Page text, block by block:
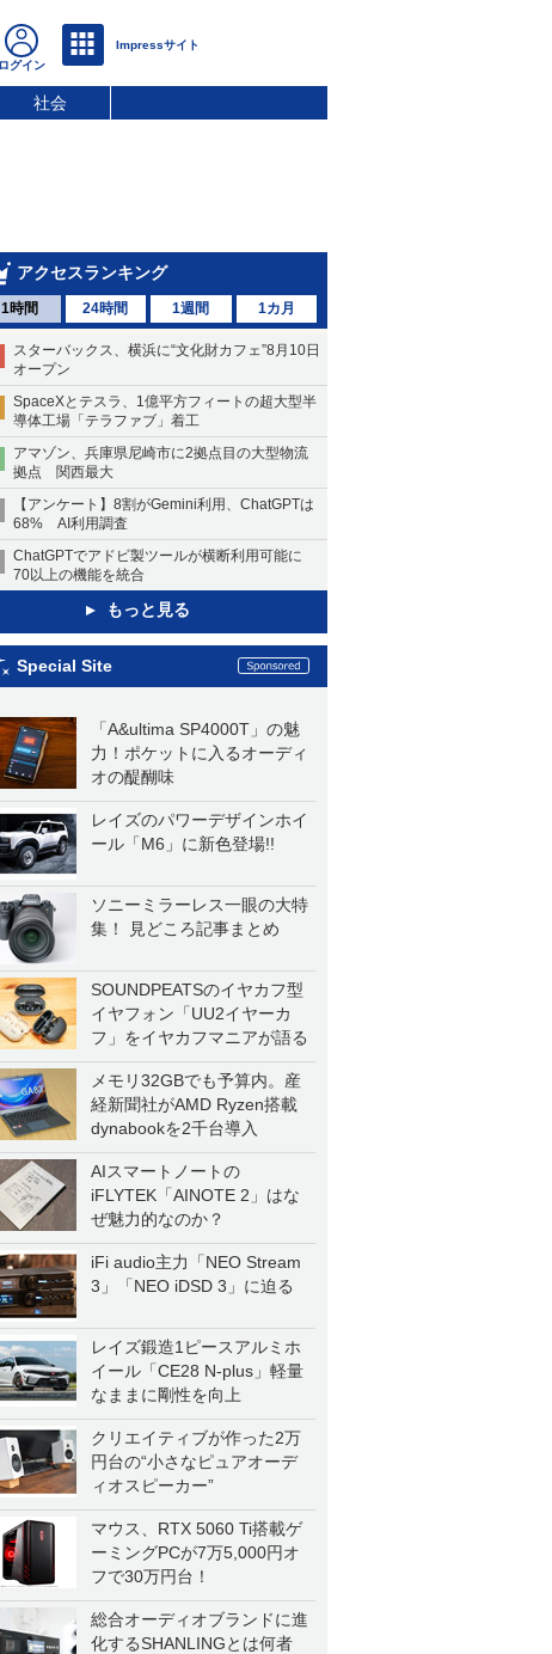
社会
アクセスランキング
1時間 24時間 1週間 1カ月
スターバックス、横浜に“文化財カフェ”8月10日
オープン
SpaceXとテスラ、1億平方フィートの超大型半
導体工場「テラファブ」着工
アマゾン、兵庫県尼崎市に2拠点目の大型物流
拠点 関西最大
【アンケート】8割がGemini利用、ChatGPTは
68% AI利用調査
ChatGPTでアドビ製ツールが横断利用可能に
70以上の機能を統合
もっと見る
Special Site
「A&ultima SP4000T」の魅
力！ポケットに入るオーディ
オの醍醐味
レイズのパワーデザインホイ
ール「M6」に新色登場!!
ソニーミラーレス一眼の大特
集！ 見どころ記事まとめ
SOUNDPEATSのイヤカフ型
イヤフォン「UU2イヤーカ
フ」をイヤカフマニアが語る
メモリ32GBでも予算内。産
経新聞社がAMD Ryzen搭載
dynabookを2千台導入
AIスマートノートの
iFLYTEK「AINOTE 2」はな
ぜ魅力的なのか？
iFi audio主力「NEO Stream
3」「NEO iDSD 3」に迫る
レイズ鍛造1ピースアルミホ
イール「CE28 N-plus」軽量
なままに剛性を向上
クリエイティブが作った2万
円台の“小さなピュアオーデ
ィオスピーカー”
マウス、RTX 5060 Ti搭載ゲ
ーミングPCが7万5,000円オ
フで30万円台！
総合オーディオブランドに進
化するSHANLINGとは何者